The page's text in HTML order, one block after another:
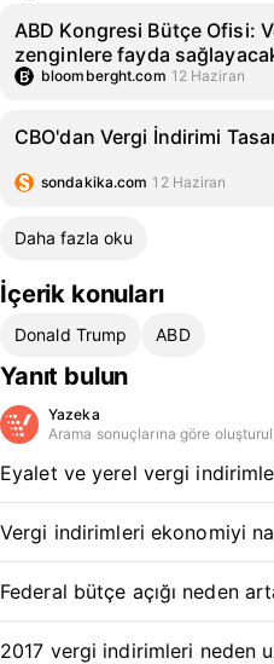
ABD Kongresi Bütçe Ofisi:
zenginlere fayda
haberleri
bloomberght.com 12 Haziran
CBO'dan Vergi İndirimi
sondakika.com 12 Haziran
Daha fazla oku
İçerik konuları
Donald Trump ABD
Yanıt bulun
Yazeka
Arama sonuçlarına göre
Eyalet ve yerel vergi
Vergi indirimleri ekonomiyi
Federal bütçe açığı neden
2017 vergi indirimleri neden